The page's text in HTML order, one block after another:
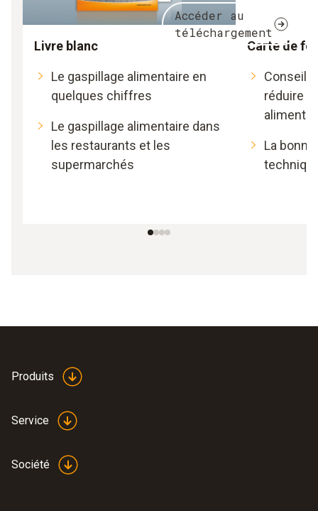
Accéder au
téléchargement
Livre blanc
Le gaspillage alimentaire en
quelques chiffres
Le gaspillage alimentaire dans
les restaurants et les
supermarchés
Carte de
Conseils
réduire
La
Produits
Service
Société